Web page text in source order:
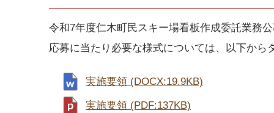
令和7年度仁木町民スキー場看板作成委託業務
応募に当たり必要な様式については、以下から
実施要領 (DOCX:19.9KB)
実施要領 (PDF:137KB)